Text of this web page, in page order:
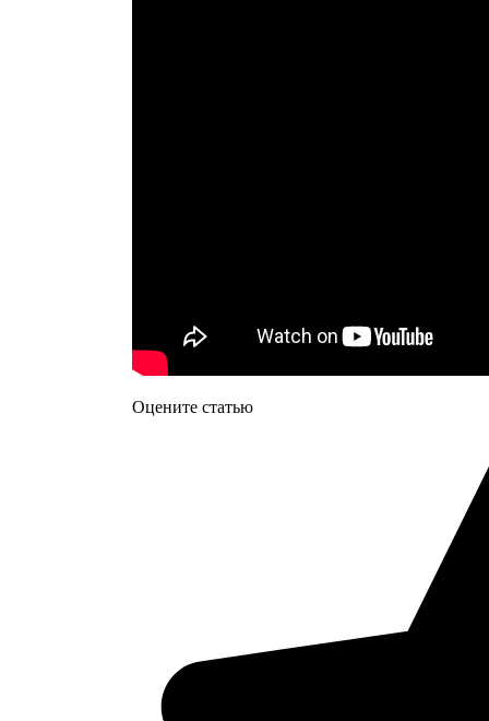
Оцените статью